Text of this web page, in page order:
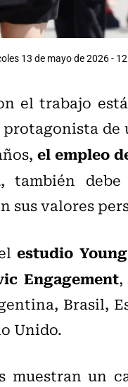
13 de mayo de 2026 -
el trabajo
protagonista
el empleo
, también
sus valores
estudio
Engagement
Brasil,
Unido.
muestran un